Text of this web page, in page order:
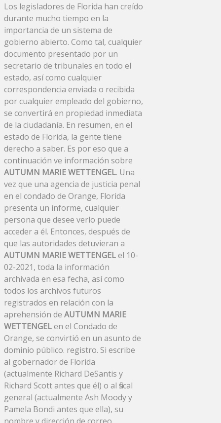
Los legisladores de Florida han creído
durante mucho tiempo en la
importancia de un sistema de
gobierno abierto. Como tal, cualquier
documento presentado por un
secretario de tribunales en todo el
estado, así como cualquier
correspondencia enviada o recibida
por cualquier empleado del gobierno,
se convertirá en propiedad inmediata
de la ciudadanía. En resumen, en el
estado de Florida, la gente tiene
derecho a saber. Es por eso que a
continuación ve información sobre
AUTUMN MARIE WETTENGEL. Una
vez que una agencia de justicia penal
en el condado de Orange, Florida
presenta un informe, cualquier
persona que desee verlo puede
acceder a él. Entonces, después de
que las autoridades detuvieran a
AUTUMN MARIE WETTENGELel 10-
02-2021, toda la información
archivada en esa fecha, así como
todos los archivos futuros
registrados en relación con la
aprehensión de AUTUMN MARIE
WETTENGELen el Condado de
Orange, se convirtió en un asunto de
dominio público. registro. Si escribe
al gobernador de Florida
(actualmente Richard DeSantis y
Richard Scott antes que él) o al fiscal
general (actualmente Ash Moody y
Pamela Bondi antes que ella), su
nombre y dirección de correo